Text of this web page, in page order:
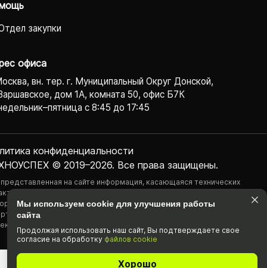
закупки
офиса
вн. тер. г. Муниципальный Округ Донской,
дом 1А, комната 50, офис Б7К
с 8:45 до 17:45
© 2019–2026. Все права защищены.
конфиденциаль­ности
на сайте информация, касающаяся технических
наличия на складе, стоимости товаров, носит
характер и ни при каких условиях не является публичной
определяемой положениями Статьи 437(2) Гражданского
РФ.
Мы используем cookie для улучшения работы
сайта
Продолжая использовать наш cайт, Вы подтвержда­ете свое
согласие на обработку файлов cookie
Хорошо